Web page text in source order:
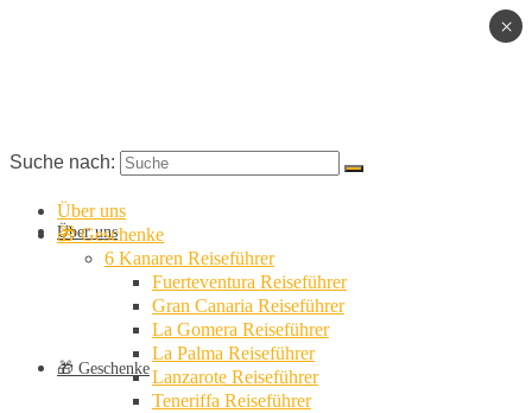
Über uns
🎁 Geschenke
Suche nach:
Über uns
🎁 Geschenke
6 Kanaren Reiseführer
Fuerteventura Reiseführer
Gran Canaria Reiseführer
La Gomera Reiseführer
La Palma Reiseführer
Lanzarote Reiseführer
Teneriffa Reiseführer
×